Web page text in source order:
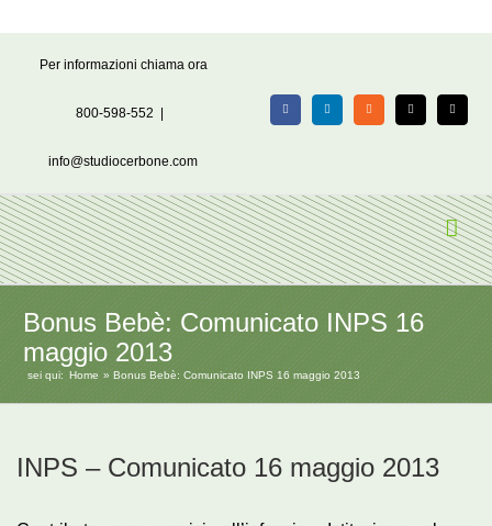
Per informazioni chiama ora
800-598-552
info@studiocerbone.com
FacebookLinkedIn Rss X Email
Bonus Bebè: Comunicato INPS 16
maggio 2013
sei qui: Home Bonus Bebè: Comunicato INPS 16 maggio 2013
INPS – Comunicato 16 maggio 2013